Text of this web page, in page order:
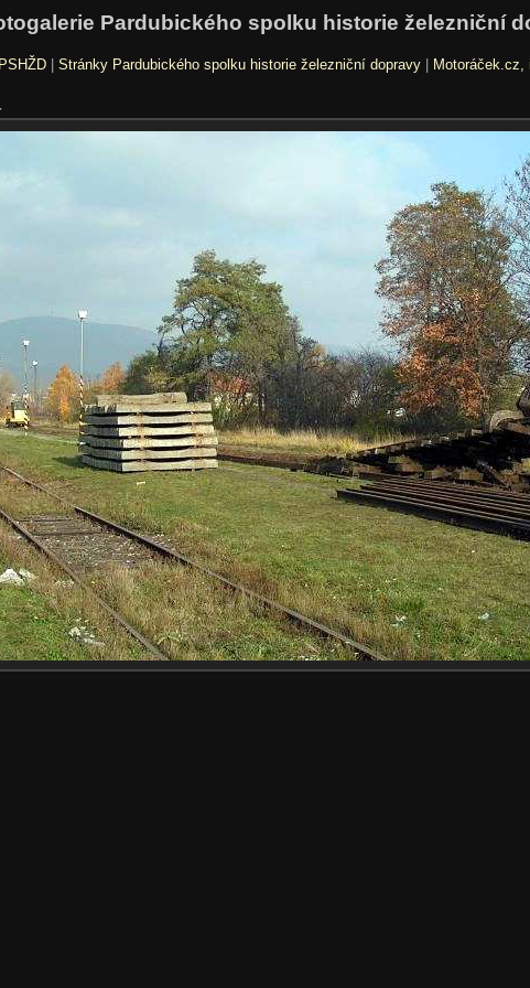
Pardubického spolku historie železniční
| Stránky Pardubického spolku historie železniční dopravy|